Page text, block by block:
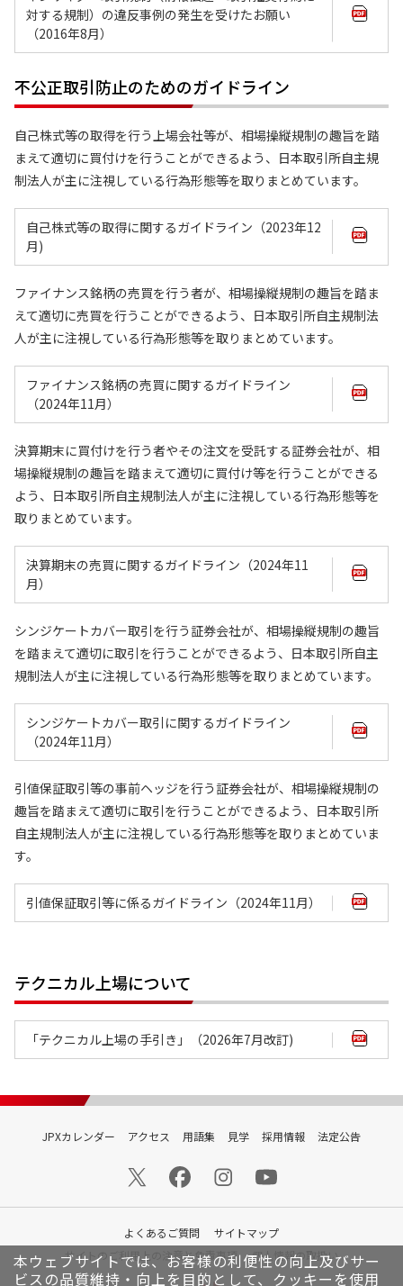
本ウェブサイトでは、お客様の利便性の向上及びサー
ビスの品質維持・向上を目的として、クッキーを使用
対する規制）の違反事例の発生を受けたお願い
（2016年8月）
不公正取引防止のためのガイドライン
自己株式等の取得を行う上場会社等が、相場操縦規制の趣旨を踏
まえて適切に買付けを行うことができるよう、日本取引所自主規
制法人が主に注視している行為形態等を取りまとめています。
自己株式等の取得に関するガイドライン（2023年12
月)
ファイナンス銘柄の売買を行う者が、相場操縦規制の趣旨を踏ま
えて適切に売買を行うことができるよう、日本取引所自主規制法
人が主に注視している行為形態等を取りまとめています。
ファイナンス銘柄の売買に関するガイドライン
（2024年11月）
決算期末に買付けを行う者やその注文を受託する証券会社が、相
場操縦規制の趣旨を踏まえて適切に買付け等を行うことができる
よう、日本取引所自主規制法人が主に注視している行為形態等を
取りまとめています。
決算期末の売買に関するガイドライン（2024年11
月）
シンジケートカバー取引を行う証券会社が、相場操縦規制の趣旨
を踏まえて適切に取引を行うことができるよう、日本取引所自主
規制法人が主に注視している行為形態等を取りまとめています。
シンジケートカバー取引に関するガイドライン
（2024年11月）
引値保証取引等の事前ヘッジを行う証券会社が、相場操縦規制の
趣旨を踏まえて適切に取引を行うことができるよう、日本取引所
自主規制法人が主に注視している行為形態等を取りまとめていま
す。
引値保証取引等に係るガイドライン（2024年11月）
テクニカル上場について
「テクニカル上場の手引き」（2026年7月改訂)
JPXカレンダー アクセス 用語集 見学 採用情報 法定公告
よくあるご質問
サイトマップ
サイトのご利用上の注意と免責事項
個人情報の取扱い